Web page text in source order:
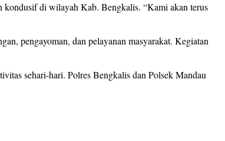
di wilayah Kab. Bengkalis. “Kami akan terus
pengayoman, dan pelayanan masyarakat. Kegiatan
sehari-hari. Polres Bengkalis dan Polsek Mandau